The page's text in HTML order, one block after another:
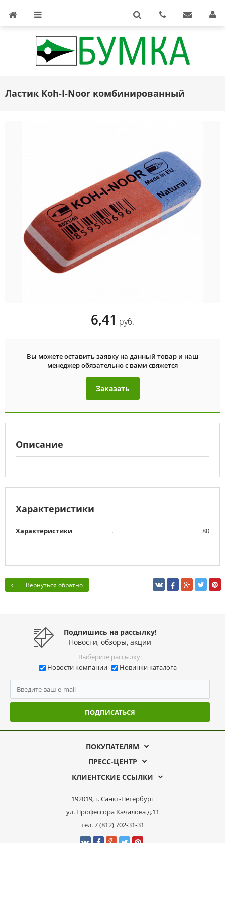
Ластик Koh-I-Noor комбинированный
6,41 руб.
Вы можете оставить заявку на данный товар и наш
менеджер обязательно с вами свяжется
Заказать
Описание
Характеристики
Характеристики 80
Вернуться обратно
Подпишись на рассылку!
Новости, обзоры, акции
Выберите рассылку:
Новости компании
Новинки каталога
ПОДПИСАТЬСЯ
ПОКУПАТЕЛЯМ
ПРЕСС-ЦЕНТР
КЛИЕНТСКИЕ ССЫЛКИ
192019, г. Санкт-Петербург
ул. Профессора Качалова д.11
тел. 7 (812) 702-31-31